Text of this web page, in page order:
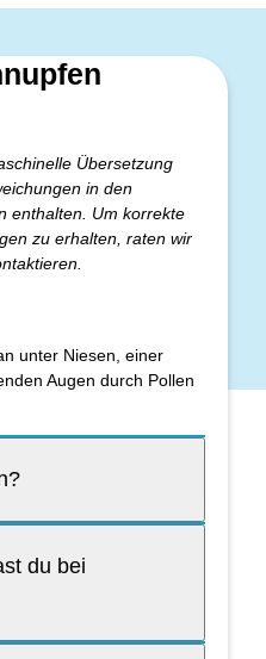
Übersetzung
in den
enthalten. Um korrekte
zu erhalten, raten wir
unter Niesen, einer
Augen durch Pollen
du bei